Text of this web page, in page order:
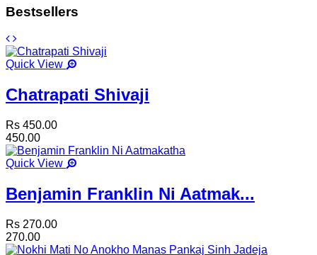
Bestsellers
Quick View
Chatrapati Shivaji
Rs 450.00
450.00
Quick View
Benjamin Franklin Ni Aatmak...
Rs 270.00
270.00